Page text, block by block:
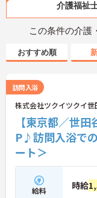
介護福祉
この条件の介護
おすすめ順
訪問入浴
株式会社ツクイツクイ世
【東京都／世
P♪訪問入浴で
ート＞
給料 時給